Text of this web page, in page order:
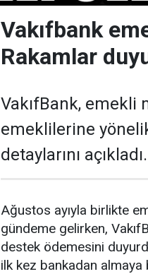
Vakıfbank
Rakamlar
VakıfBank, emekli
emeklilerine
detaylarını açıkladı.
Ağustos ayıyla birlikte
gündeme gelirken,
destek ödemesini
ilk kez bankadan almaya